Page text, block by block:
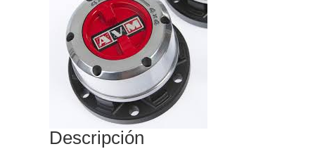
Descripción